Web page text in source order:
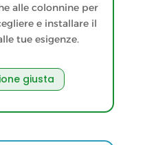
alle colonnine per
e installare il
tue esigenze.
giusta